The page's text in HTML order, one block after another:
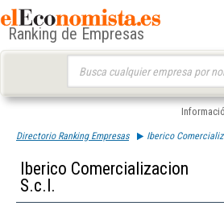
Ranking de Empresas
Directorio Ranking Empresas Iberico
Iberico Comercializacion
S.c.l.